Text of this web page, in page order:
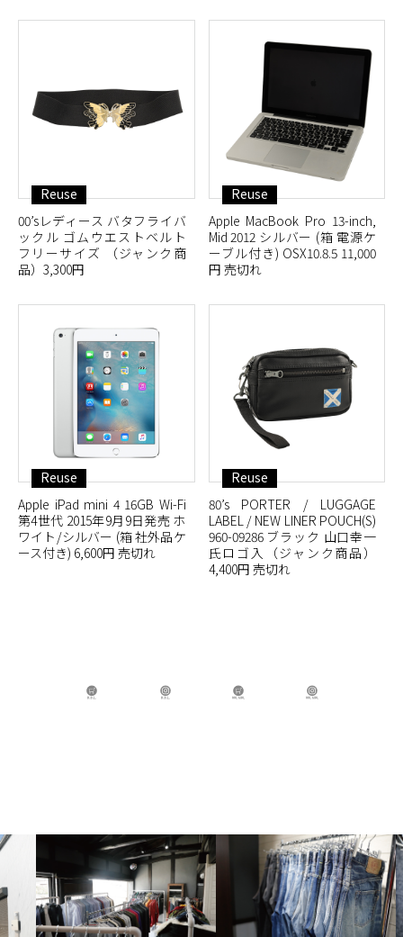
Reuse
00’sレディース バタフライバ
ックル ゴムウエストベルト
フリーサイズ （ジャンク商
品）3,300円
Reuse
Apple MacBook Pro 13-inch,
Mid 2012 シルバー (箱 電源ケ
ーブル付き) OSX10.8.5 11,000
円 売切れ
Reuse
Apple iPad mini 4 16GB Wi-Fi
第4世代 2015年9月9日発売 ホ
ワイト/シルバー (箱 社外品ケ
ース付き) 6,600円 売切れ
Reuse
80’s PORTER / LUGGAGE
LABEL / NEW LINER POUCH(S)
960-09286 ブラック 山口幸一
氏ロゴ入（ジャンク商品）
4,400円 売切れ
B.B.L Store BBL GIRL Store